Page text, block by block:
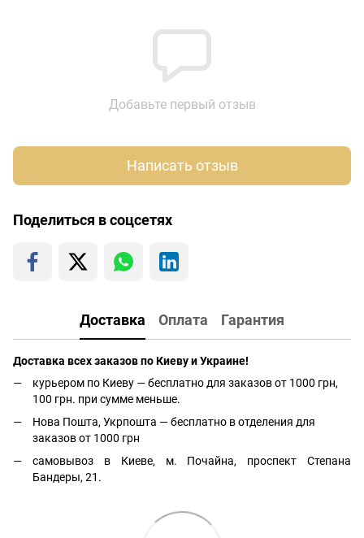
Добавьте первый отзыв
Написать отзыв
Поделиться в соцсетях
Доставка Оплата Гарантия
Доставка всех заказов по Киеву и Украине!
курьером по Киеву — бесплатно для заказов от 1000 грн,
100 грн. при сумме меньше.
Нова Пошта, Укрпошта — бесплатно в отделения для
заказов от 1000 грн
самовывоз в Киеве, м. Почайна, проспект Степана
Бандеры, 21.